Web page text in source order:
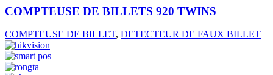
COMPTEUSE DE BILLETS 920 TWINS
COMPTEUSE DE BILLET, DETECTEUR DE FAUX BILLET